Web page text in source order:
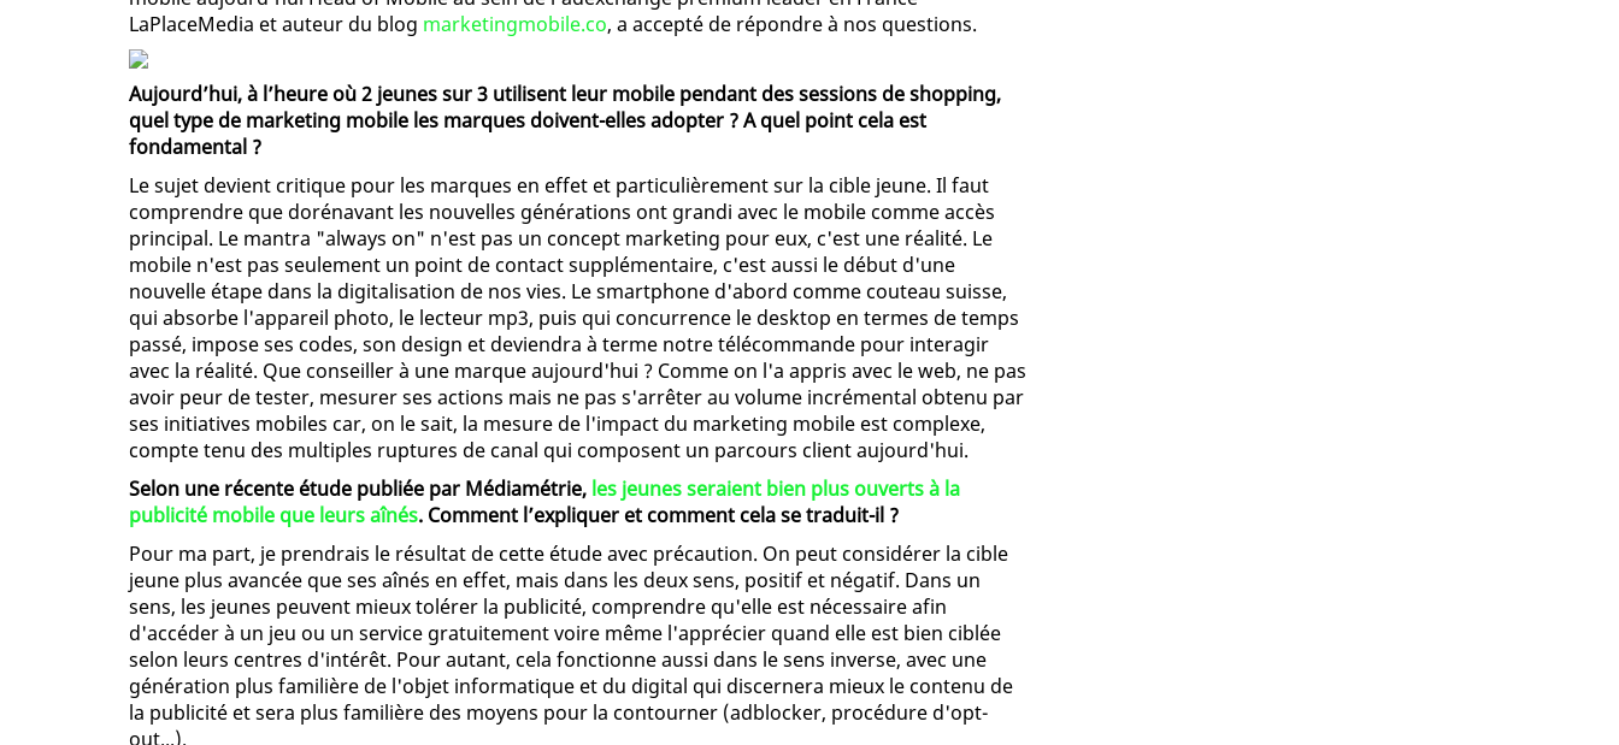
LaPlaceMedia et auteur du blog marketingmobile.co, a accepté de répondre à nos questions.
Aujourd’hui, à l’heure où 2 jeunes sur 3 utilisent leur mobile pendant des sessions de shopping,
quel type de marketing mobile les marques doivent-elles adopter ? A quel point cela est
fondamental ?
Le sujet devient critique pour les marques en effet et particulièrement sur la cible jeune. Il faut
comprendre que dorénavant les nouvelles générations ont grandi avec le mobile comme accès
principal. Le mantra "always on" n'est pas un concept marketing pour eux, c'est une réalité. Le
mobile n'est pas seulement un point de contact supplémentaire, c'est aussi le début d'une
nouvelle étape dans la digitalisation de nos vies. Le smartphone d'abord comme couteau suisse,
qui absorbe l'appareil photo, le lecteur mp3, puis qui concurrence le desktop en termes de temps
passé, impose ses codes, son design et deviendra à terme notre télécommande pour interagir
avec la réalité. Que conseiller à une marque aujourd'hui ? Comme on l'a appris avec le web, ne pas
avoir peur de tester, mesurer ses actions mais ne pas s'arrêter au volume incrémental obtenu par
ses initiatives mobiles car, on le sait, la mesure de l'impact du marketing mobile est complexe,
compte tenu des multiples ruptures de canal qui composent un parcours client aujourd'hui.
Selon une récente étude publiée par Médiamétrie, les jeunes seraient bien plus ouverts à la
publicité mobile que leurs aînés. Comment l’expliquer et comment cela se traduit-il ?
Pour ma part, je prendrais le résultat de cette étude avec précaution. On peut considérer la cible
jeune plus avancée que ses aînés en effet, mais dans les deux sens, positif et négatif. Dans un
sens, les jeunes peuvent mieux tolérer la publicité, comprendre qu'elle est nécessaire afin
d'accéder à un jeu ou un service gratuitement voire même l'apprécier quand elle est bien ciblée
selon leurs centres d'intérêt. Pour autant, cela fonctionne aussi dans le sens inverse, avec une
génération plus familière de l'objet informatique et du digital qui discernera mieux le contenu de
la publicité et sera plus familière des moyens pour la contourner (adblocker, procédure d'opt-
out...).